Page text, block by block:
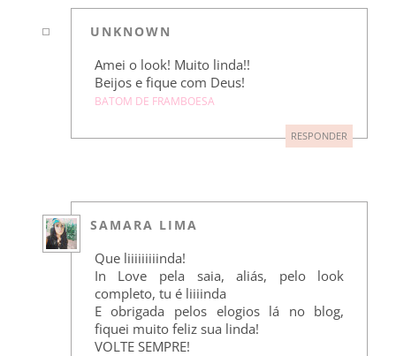
UNKNOWN
Amei o look! Muito linda!!
Beijos e fique com Deus!
BATOM DE FRAMBOESA
RESPONDER
SAMARA LIMA
Que liiiiiiiiinda!
In Love pela saia, aliás, pelo look
completo, tu é liiiinda
E obrigada pelos elogios lá no blog,
fiquei muito feliz sua linda!
VOLTE SEMPRE!